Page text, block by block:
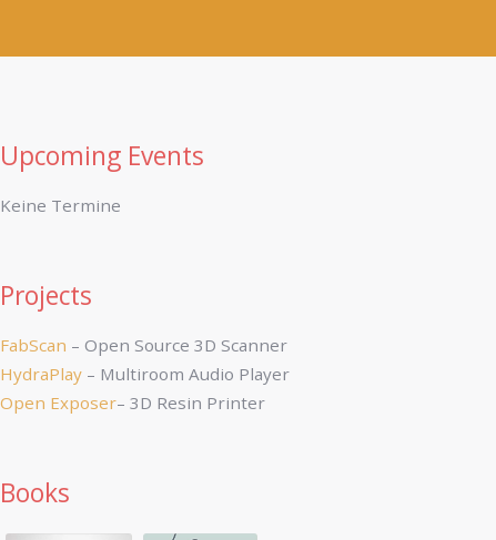
Upcoming Events
Keine Termine
Projects
FabScan – Open Source 3D Scanner
HydraPlay – Multiroom Audio Player
Open Exposer– 3D Resin Printer
Books